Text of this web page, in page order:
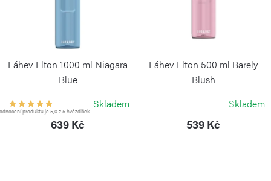
k
ů
r
d
u
Láhev Elton 1000 ml Niagara
Blue
produktu je 5,0 z 5 hvězdiček.
Skladem
639 Kč
Láhev Elton 500 ml Barely
Blush
Skladem
539 Kč